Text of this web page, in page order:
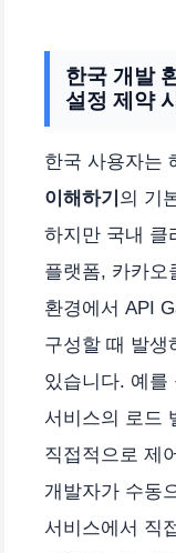
한국 개발
설정 제약
한국 사용자는
이해하기 의 기
하지만 국내 클
플랫폼, 카카오
환경에서 API
구성할 때 발생
있습니다. 예를
서비스의 로드
직접적으로 제
개발자가 수동
서비스에서 직